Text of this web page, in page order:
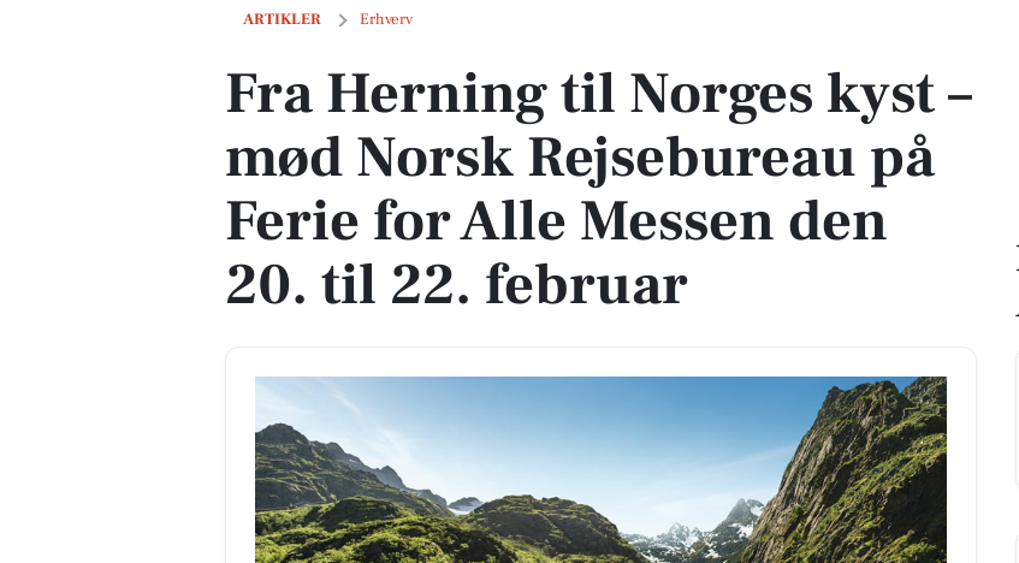
ARTIKLER Erhverv
Fra Herning til Norges kyst – mød Norsk Rejsebureau på Ferie for Alle Messen den 20. til 22. februar
Fra Herning til Norges kyst –
mød Norsk Rejsebureau på
Ferie for Alle Messen den
20. til 22. februar